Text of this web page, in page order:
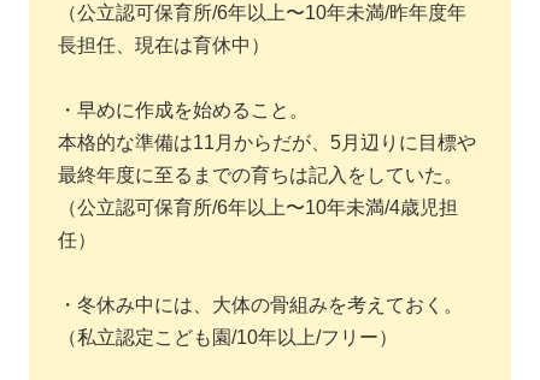
（公立認可保育所/6年以上〜10年未満/昨年度年
長担任、現在は育休中）
・早めに作成を始めること。
本格的な準備は11月からだが、5月辺りに目標や
最終年度に至るまでの育ちは記入をしていた。
（公立認可保育所/6年以上〜10年未満/4歳児担
任）
・冬休み中には、大体の骨組みを考えておく。
（私立認定こども園/10年以上/フリー）